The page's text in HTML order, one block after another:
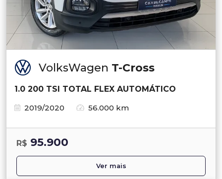
VolksWagen T-Cross
1.0 200 TSI TOTAL FLEX AUTOMÁTICO
2019/2020
56.000 km
R$ 95.900
Ver mais